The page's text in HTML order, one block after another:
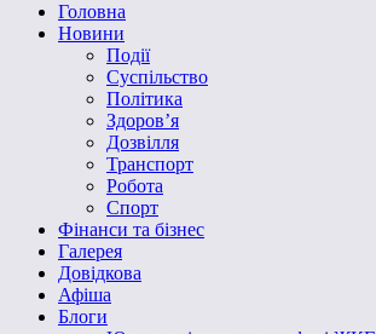
Головна
Новини
Події
Суспільство
Політика
Здоров’я
Дозвілля
Транспорт
Робота
Спорт
Фінанси та бізнес
Галерея
Довідкова
Афіша
Блоги